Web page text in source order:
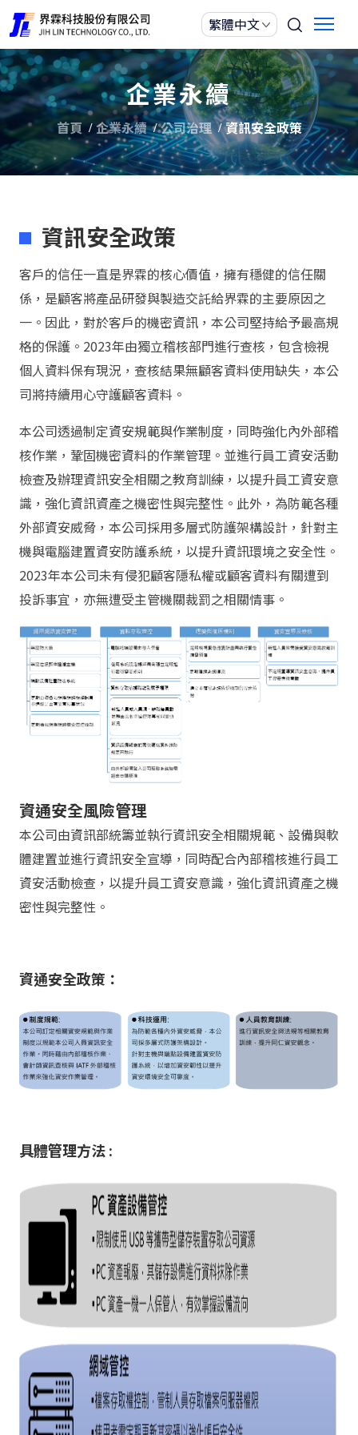
企業永續
首頁 企業永續 公司治理 資訊安全政策
資訊安全政策
客戶的信任一直是界霖的核心價值，擁有穩健的信任關
係，是顧客將產品研發與製造交託給界霖的主要原因之
一。因此，對於客戶的機密資訊，本公司堅持給予最高規
格的保護。2023年由獨立稽核部門進行查核，包含檢視
個人資料保有現況，查核結果無顧客資料使用缺失，本公
司將持續用心守護顧客資料。
本公司透過制定資安規範與作業制度，同時強化內外部稽
核作業，鞏固機密資料的作業管理。並進行員工資安活動
檢查及辦理資訊安全相關之教育訓練，以提升員工資安意
識，強化資訊資產之機密性與完整性。此外，為防範各種
外部資安威脅，本公司採用多層式防護架構設計，針對主
機與電腦建置資安防護系統，以提升資訊環境之安全性。
2023年本公司未有侵犯顧客隱私權或顧客資料有關遭到
投訴事宜，亦無遭受主管機關裁罰之相關情事。
資通安全風險管理
本公司由資訊部統籌並執行資訊安全相關規範、設備與軟
體建置並進行資訊安全宣導，同時配合內部稽核進行員工
資安活動檢查，以提升員工資安意識，強化資訊資產之機
密性與完整性。
資通安全政策：
具體管理方法 :